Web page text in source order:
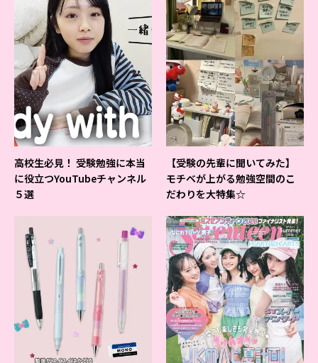
高校生必見！ 受験勉強に本当
に役立つYouTubeチャンネル
５選
【受験の先輩に聞いてみた】
モチベが上がる勉強空間のこ
だわりを大特集☆